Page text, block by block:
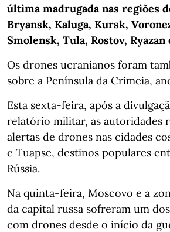
última madrugada nas regiões
Bryansk, Kaluga, Kursk,
Smolensk, Tula, Rostov, Ryazan
Os drones ucranianos foram
sobre a Península da Crimeia,
Esta sexta-feira, após a
relatório militar, as autoridades
alertas de drones nas cidades
e Tuapse, destinos populares
Rússia.
Na quinta-feira, Moscovo e a
da capital russa sofreram um
com drones desde o início da